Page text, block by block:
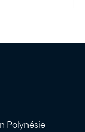
Polynésie